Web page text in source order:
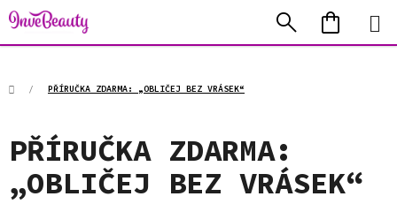
Přejít
na
obsah
Hledat
KOŠÍK
Domů/ PŘÍRUČKA ZDARMA: „OBLIČEJ BEZ VRÁSEK“
PŘÍRUČKA ZDARMA:
„OBLIČEJ BEZ VRÁSEK“